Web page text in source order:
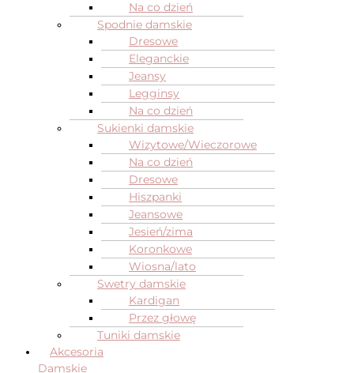
Na co dzień
Spodnie damskie
Dresowe
Eleganckie
Jeansy
Legginsy
Na co dzień
Sukienki damskie
Wizytowe/Wieczorowe
Na co dzień
Dresowe
Hiszpanki
Jeansowe
Jesień/zima
Koronkowe
Wiosna/lato
Swetry damskie
Kardigan
Przez głowę
Tuniki damskie
Akcesoria
Damskie